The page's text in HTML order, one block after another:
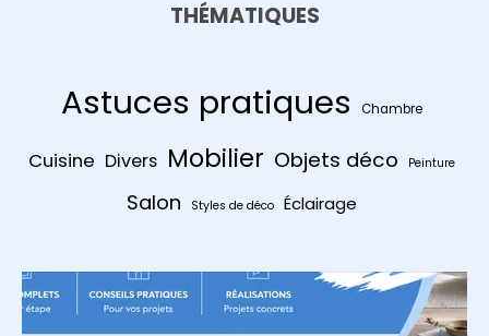
THÉMATIQUES
Astuces pratiques Chambre
Cuisine Divers Mobilier Objets déco Peinture
Salon Styles de déco Éclairage